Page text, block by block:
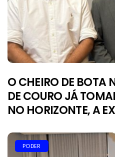
O CHEIRO DE BOTA
DE COURO JÁ
NO HORIZONTE, A
PODER